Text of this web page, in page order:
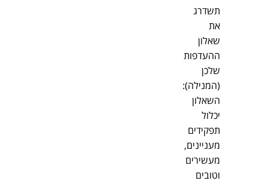
תשדרג
את
שאלון
ההעדפות
שלכן
(המנילה):
השאלון
יכלול
תפקידים
מעניינים,
מעשירים
וטובים